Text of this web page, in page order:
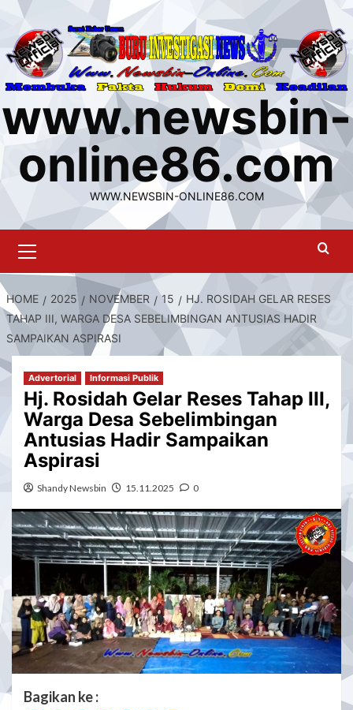
Skip
content
www.newsbin-
online86.com
WWW.NEWSBIN-ONLINE86.COM
Menu
HOME 2025 NOVEMBER 15
HJ. ROSIDAH GELAR RESES
TAHAP III, WARGA DESA SEBELIMBINGAN ANTUSIAS HADIR
SAMPAIKAN ASPIRASI
Advertorial Informasi Publik
Hj. Rosidah Gelar Reses Tahap III,
Warga Desa Sebelimbingan
Antusias Hadir Sampaikan
Aspirasi
Shandy Newsbin 15.11.2025 0
Bagikan ke :